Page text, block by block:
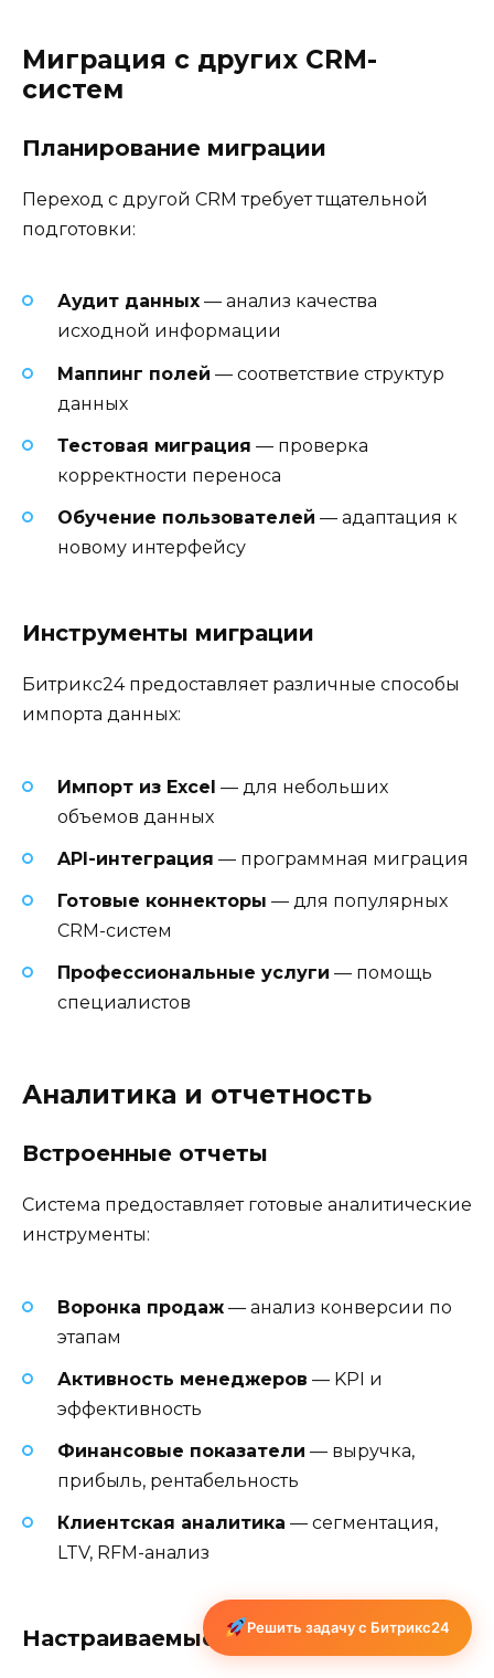
Миграция с других CRM-
систем
Планирование миграции
Переход с другой CRM требует тщательной
подготовки:
Аудит данных — анализ качества
исходной информации
Маппинг полей — соответствие структур
данных
Тестовая миграция — проверка
корректности переноса
Обучение пользователей — адаптация к
новому интерфейсу
Инструменты миграции
Битрикс24 предоставляет различные способы
импорта данных:
Импорт из Excel — для небольших
объемов данных
API-интеграция — программная миграция
Готовые коннекторы — для популярных
CRM-систем
Профессиональные услуги — помощь
специалистов
Аналитика и отчетность
Встроенные отчеты
Система предоставляет готовые аналитические
инструменты:
Воронка продаж — анализ конверсии по
этапам
Активность менеджеров — KPI и
эффективность
Финансовые показатели — выручка,
прибыль, рентабельность
Клиентская аналитика — сегментация,
LTV, RFM-анализ
Настраиваемые дашборды
Решить задачу с Битрикс24